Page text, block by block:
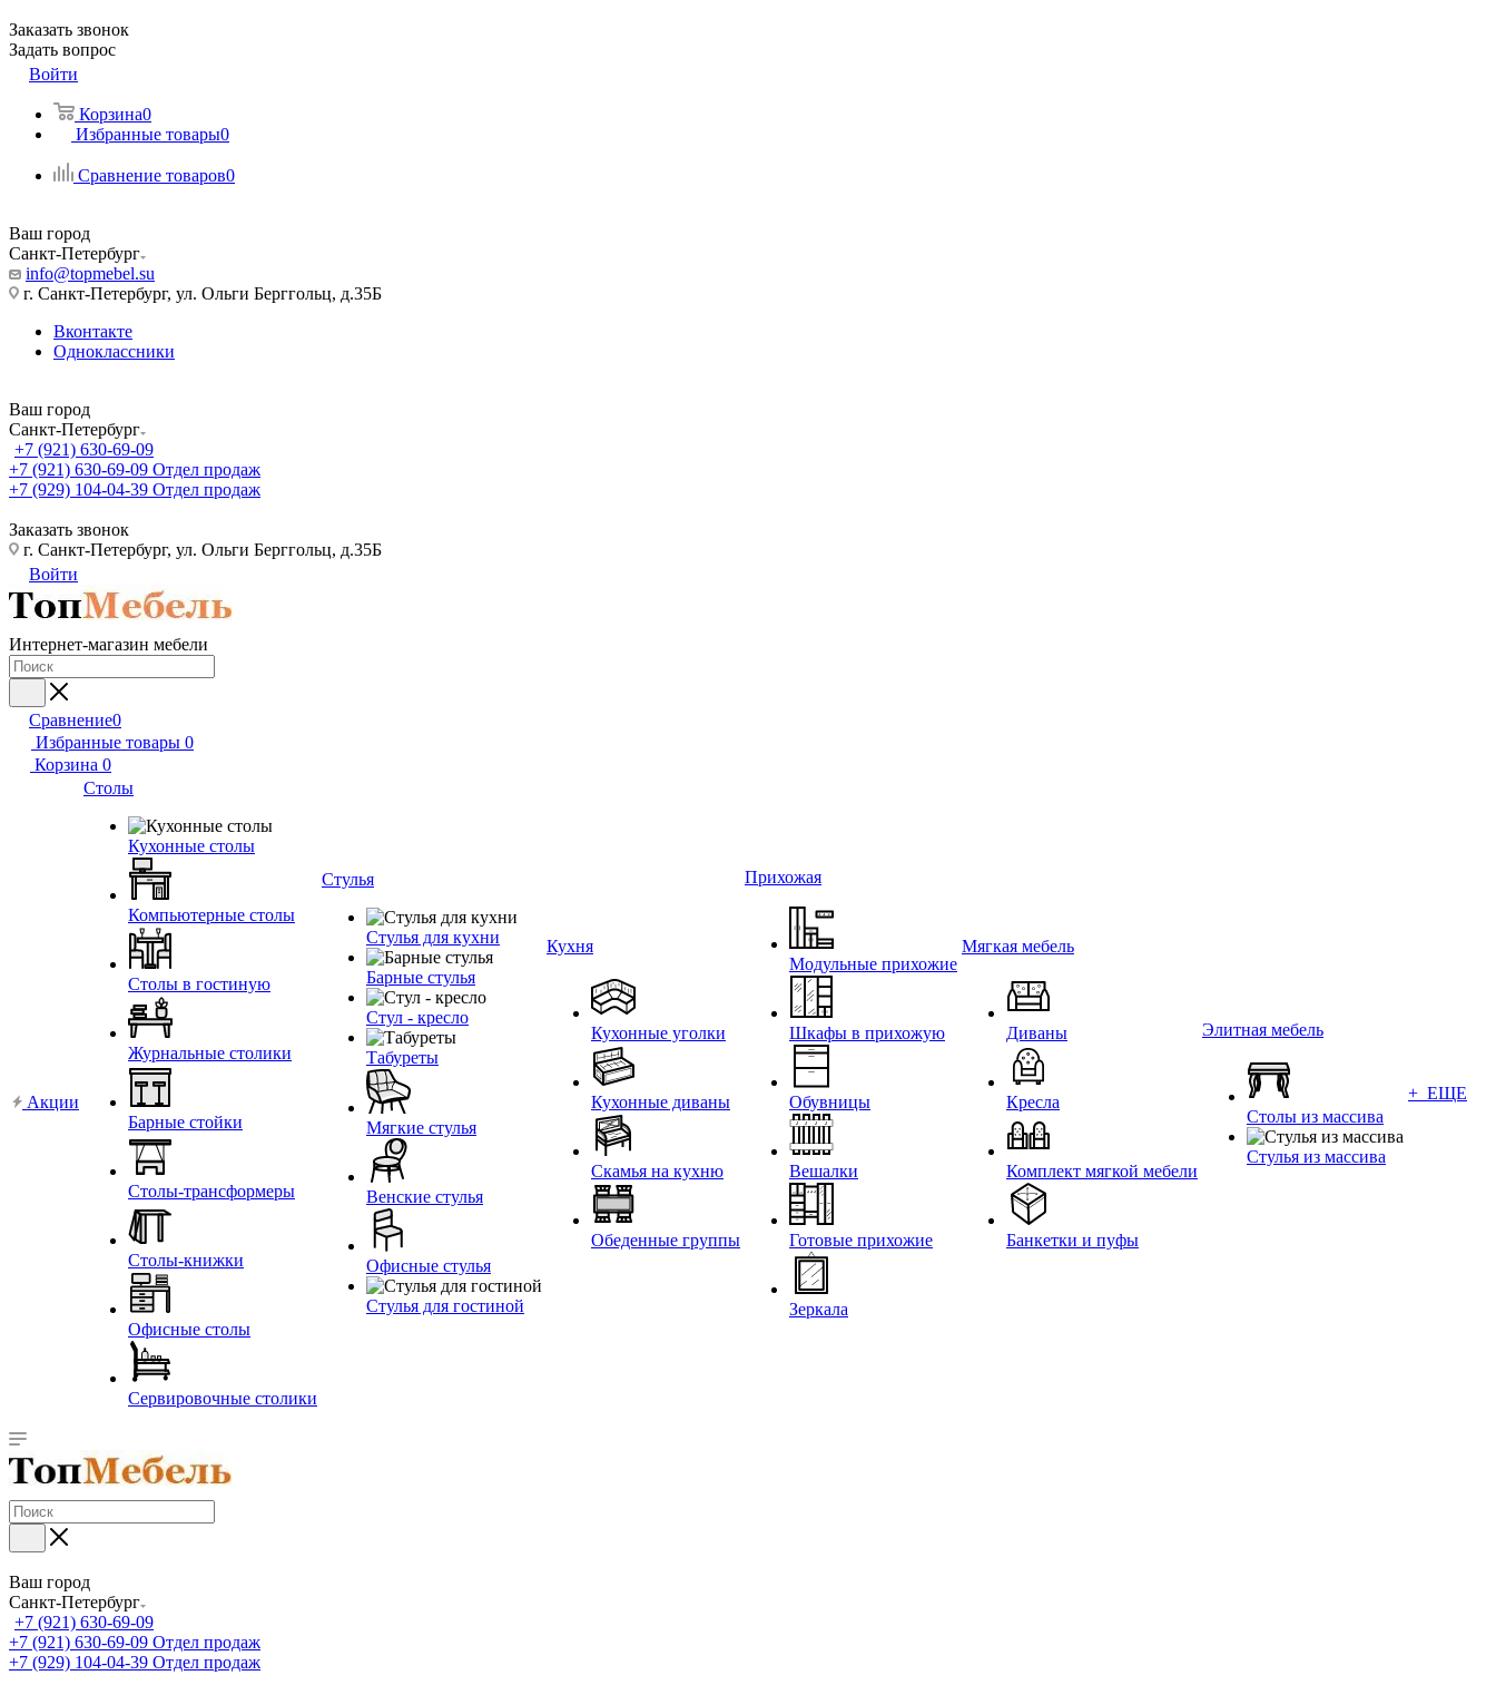
Заказать звонок
Задать вопрос
Войти
Корзина0
Избранные товары0
Сравнение товаров0
Ваш город
Санкт-Петербург
info@topmebel.su
г. Санкт-Петербург, ул. Ольги Берггольц, д.35Б
Вконтакте
Одноклассники
Ваш город
Санкт-Петербург
+7 (921) 630-69-09
+7 (921) 630-69-09 Отдел продаж
+7 (929) 104-04-39 Отдел продаж
Заказать звонок
г. Санкт-Петербург, ул. Ольги Берггольц, д.35Б
Войти
Интернет-магазин мебели
Сравнение0
Избранные товары 0
Корзина 0
Акции
Столы
Кухонные столы
Компьютерные столы
Столы в гостиную
Журнальные столики
Барные стойки
Столы-трансформеры
Столы-книжки
Офисные столы
Сервировочные столики
Стулья
Стулья для кухни
Барные стулья
Стул - кресло
Табуреты
Мягкие стулья
Венские стулья
Офисные стулья
Стулья для гостиной
Кухня
Кухонные уголки
Кухонные диваны
Скамья на кухню
Обеденные группы
Прихожая
Модульные прихожие
Шкафы в прихожую
Обувницы
Вешалки
Готовые прихожие
Зеркала
Мягкая мебель
Диваны
Кресла
Комплект мягкой мебели
Банкетки и пуфы
Элитная мебель
Столы из массива
Стулья из массива
+ ЕЩЕ
Ваш город
Санкт-Петербург
+7 (921) 630-69-09
+7 (921) 630-69-09 Отдел продаж
+7 (929) 104-04-39 Отдел продаж